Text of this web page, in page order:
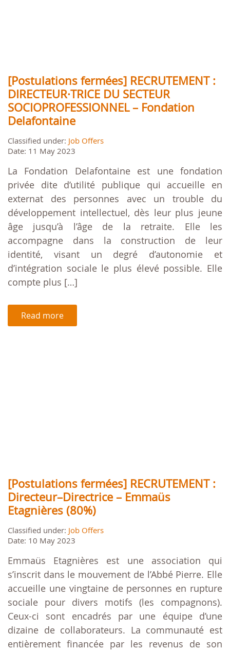
[Postulations fermées] RECRUTEMENT :
DIRECTEUR·TRICE DU SECTEUR
SOCIOPROFESSIONNEL – Fondation
Delafontaine
Classified under: Job Offers
Date: 11 May 2023
La Fondation Delafontaine est une fondation
privée dite d’utilité publique qui accueille en
externat des personnes avec un trouble du
développement intellectuel, dès leur plus jeune
âge jusqu’à l’âge de la retraite. Elle les
accompagne dans la construction de leur
identité, visant un degré d’autonomie et
d’intégration sociale le plus élevé possible. Elle
compte plus […]
Read more
[Postulations fermées] RECRUTEMENT :
Directeur–Directrice – Emmaüs
Etagnières (80%)
Classified under: Job Offers
Date: 10 May 2023
Emmaüs Etagnières est une association qui
s’inscrit dans le mouvement de l’Abbé Pierre. Elle
accueille une vingtaine de personnes en rupture
sociale pour divers motifs (les compagnons).
Ceux-ci sont encadrés par une équipe d’une
dizaine de collaborateurs. La communauté est
entièrement financée par les revenus de son